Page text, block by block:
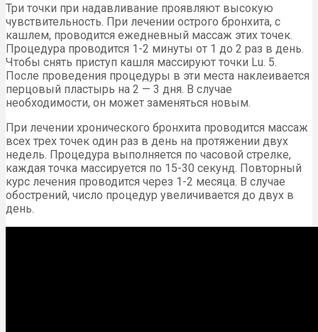
Три точки при надавливание проявляют высокую
чувствительность. При лечении острого бронхита, с
кашлем, проводится ежедневный массаж этих точек.
Процедура проводится 1-2 минуты от 1 до 2 раз в день.
Чтобы снять приступ кашля массируют точки Lu. 5.
После проведения процедуры в эти места наклеивается
перцовый пластырь на 2 — 3 дня. В случае
необходимости, он может заменяться новым.
При лечении хронического бронхита проводится массаж
всех трех точек один раз в день на протяжении двух
недель. Процедура выполняется по часовой стрелке,
каждая точка массируется по 15-30 секунд. Повторный
курс лечения проводится через 1-2 месяца. В случае
обострений, число процедур увеличивается до двух в
день.